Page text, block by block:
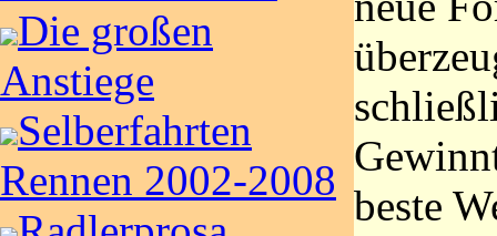
Die großen
Anstiege
Selberfahrten
Rennen 2002-2008
beste